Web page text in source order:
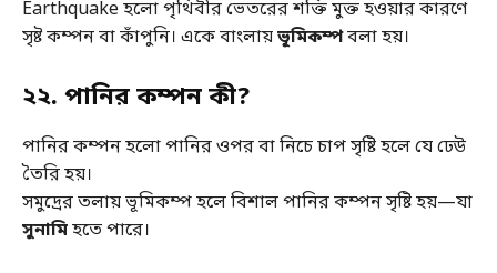
Earthquake হলো পৃথিবীর ভেতরের শক্তি মুক্ত হওয়ার কারণে
সৃষ্ট কম্পন বা কাঁপুনি। একে বাংলায়ভূমিকম্পবলা হয়।
২২. পানির কম্পন কী?
পানির কম্পন হলো পানির ওপর বা নিচে চাপ সৃষ্টি হলে যে ঢেউ
তৈরি হয়।
সমুদ্রের তলায় ভূমিকম্প হলে বিশাল পানির কম্পন সৃষ্টি হয়—যা
সুনামিহতে পারে।